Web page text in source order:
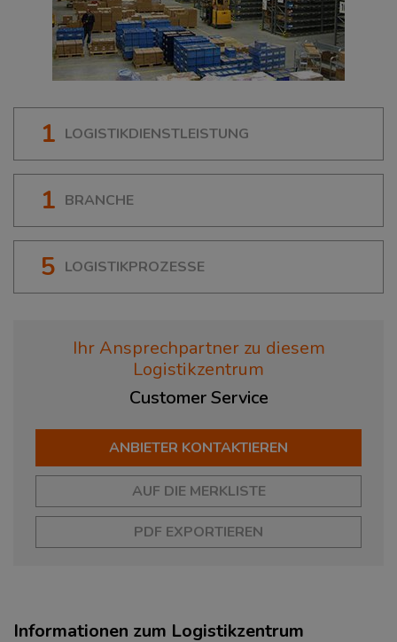
1 LOGISTIKDIENSTLEISTUNG
1 BRANCHE
5 LOGISTIKPROZESSE
Ihr Ansprechpartner zu diesem
Logistikzentrum
Customer Service
ANBIETER KONTAKTIEREN
AUF DIE MERKLISTE
PDF EXPORTIEREN
Informationen zum Logistikzentrum